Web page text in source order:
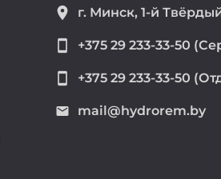
location_on г. Минск, 1-й
smartphone +375 29 233-33-50
smartphone +375 29 233-33-50
email mail@hydrorem.by